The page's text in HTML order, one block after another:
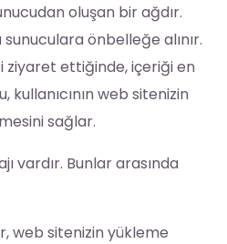
oluşan bir ağdır.
önbelleğe alınır.
ziyaret ettiğinde, içeriği en
kullanıcının web sitenizin
sağlar.
vardır. Bunlar arasında
web sitenizin yükleme